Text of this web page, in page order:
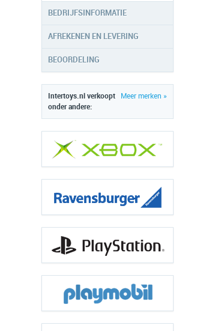
BEDRIJFSINFORMATIE
AFREKENEN EN LEVERING
BEOORDELING
Meer merken »
Intertoys.nl verkoopt
onder andere: